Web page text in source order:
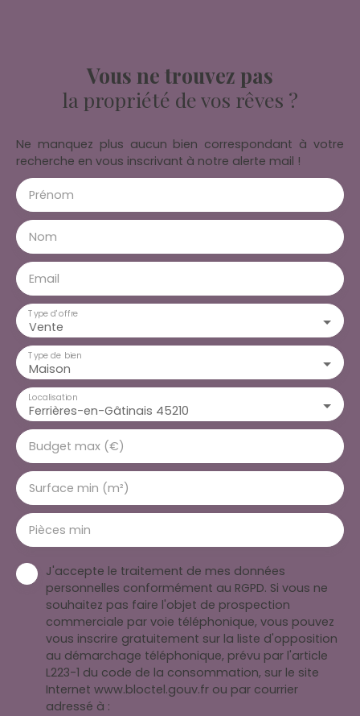
Vous ne trouvez pas
la propriété de vos rêves ?
Ne manquez plus aucun bien correspondant à votre
recherche en vous inscrivant à notre alerte mail !
Prénom
Nom
Email
Vente
Type d'offre
Maison
Type de bien
Ferrières-en-Gâtinais 45210
Localisation
Budget max (€)
Surface min (m²)
Pièces min
J'accepte le traitement de mes données
personnelles conformément au RGPD. Si vous ne
souhaitez pas faire l'objet de prospection
commerciale par voie téléphonique, vous pouvez
vous inscrire gratuitement sur la liste d'opposition
au démarchage téléphonique, prévu par l'article
L223-1 du code de la consommation, sur le site
Internet www.bloctel.gouv.fr ou par courrier
adressé à :